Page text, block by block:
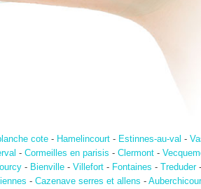
cote - Hamelincourt - Estinnes-au-val -
- Cormeilles en parisis - Clermont-
- Bienville- Villefort- Fontaines - Treduder-
- Cazenave serres et allens -